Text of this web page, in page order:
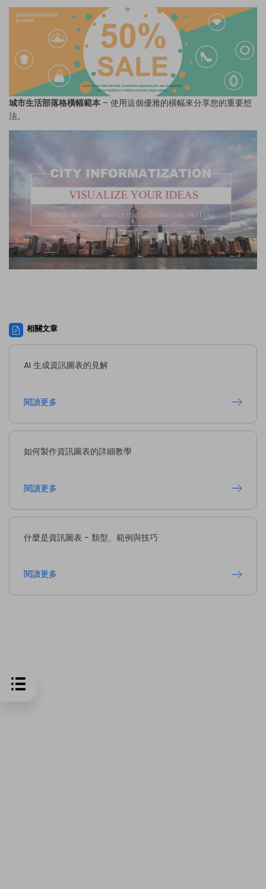
城市生活部落格橫幅範本 – 使用這個優雅的橫幅來分享您的重要想
法。
相關文章
AI 生成資訊圖表的見解
閱讀更多
如何製作資訊圖表的詳細教學
閱讀更多
什麼是資訊圖表 - 類型、範例與技巧
閱讀更多